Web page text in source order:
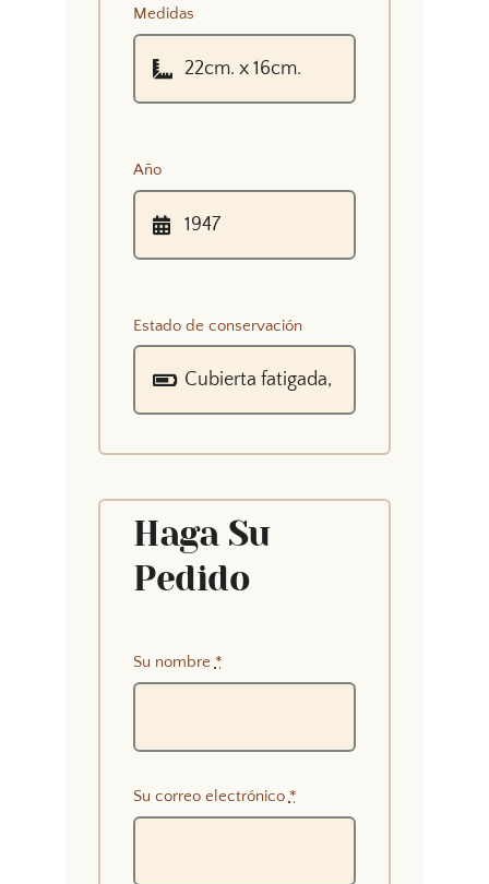
Medidas
Año
Estado de conservación
Haga Su
Pedido
Su nombre *
Su correo electrónico *